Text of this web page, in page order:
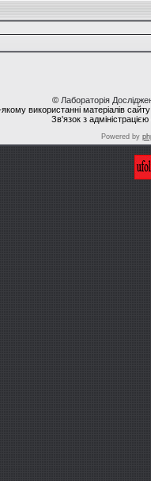
© Лабораторія
використанні матеріалів
Зв'язок з
Powered by